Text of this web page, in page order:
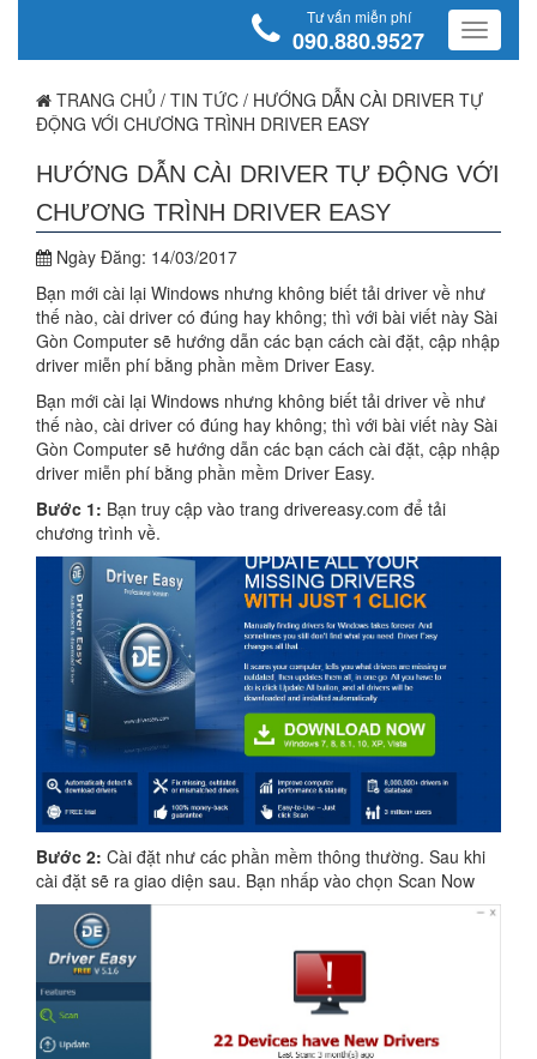
Tư vấn miễn phí
090.880.9527
TRANG CHỦ / TIN TỨC / HƯỚNG DẪN CÀI DRIVER TỰ
ĐỘNG VỚI CHƯƠNG TRÌNH DRIVER EASY
HƯỚNG DẪN CÀI DRIVER TỰ ĐỘNG VỚI
CHƯƠNG TRÌNH DRIVER EASY
Ngày Đăng: 14/03/2017
Bạn mới cài lại Windows nhưng không biết tải driver về như
thế nào, cài driver có đúng hay không; thì với bài viết này Sài
Gòn Computer sẽ hướng dẫn các bạn cách cài đặt, cập nhập
driver miễn phí bằng phần mềm Driver Easy.
Bạn mới cài lại Windows nhưng không biết tải driver về như
thế nào, cài driver có đúng hay không; thì với bài viết này Sài
Gòn Computer sẽ hướng dẫn các bạn cách cài đặt, cập nhập
driver miễn phí bằng phần mềm Driver Easy.
Bước 1: Bạn truy cập vào trang drivereasy.com để tải
chương trình về.
Bước 2: Cài đặt như các phần mềm thông thường. Sau khi
cài đặt sẽ ra giao diện sau. Bạn nhấp vào chọn Scan Now